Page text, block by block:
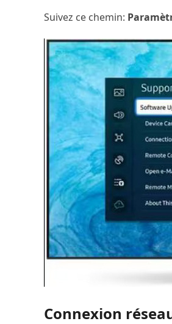
Suivez ce chemin:
Connexion